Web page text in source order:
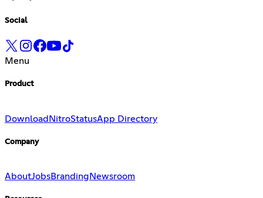
Social
Menu
Product
DownloadNitroStatusApp Directory
Company
AboutJobsBranding Newsroom